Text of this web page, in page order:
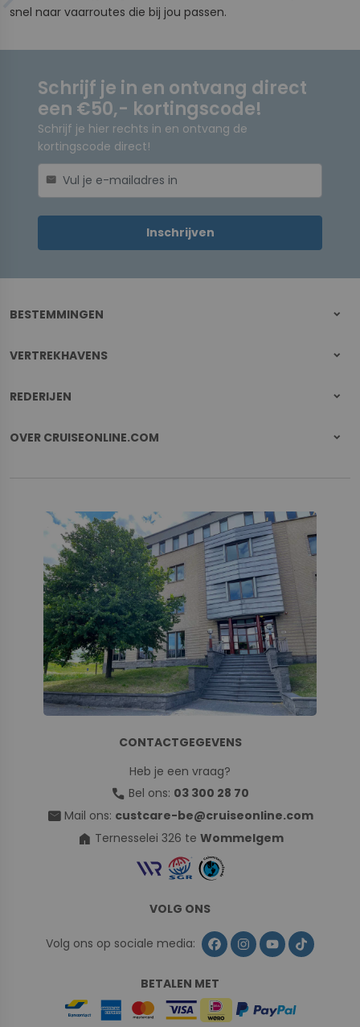
snel naar vaarroutes die bij jou passen.
Schrijf je in en ontvang direct
een €50,- kortingscode!
Schrijf je hier rechts in en ontvang de
kortingscode direct!
mail
Inschrijven
BESTEMMINGEN
VERTREKHAVENS
REDERIJEN
OVER CRUISEONLINE.COM
CONTACTGEGEVENS
Heb je een vraag?
call Bel ons: 03 300 28 70
mail Mail ons: custcare-be@cruiseonline.com
home Ternesselei 326 te Wommelgem
VOLG ONS
Volg ons op sociale media:
BETALEN MET